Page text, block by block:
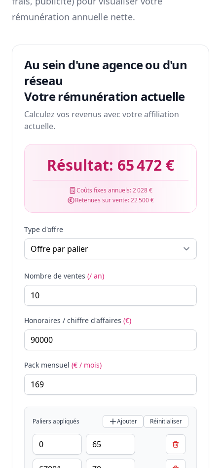
rémunération annuelle nette.
Au sein d'une agence ou d'un
réseau
Votre rémunération actuelle
Calculez vos revenus avec votre affiliation
actuelle.
Résultat: 65 472 €
Coûts fixes annuels:2 028 €
Retenues sur vente:22 500 €
Type d'offre
Nombre de ventes (/ an)
Honoraires / chiffre d'affaires (€)
Pack mensuel (€ / mois)
Paliers appliqués Ajouter Réinitialiser